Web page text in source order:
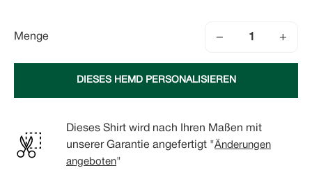
Menge − +
DIESES HEMD PERSONALISIEREN
Dieses Shirt wird nach Ihren Maßen mit
unserer Garantie angefertigt "Änderungen
angeboten"